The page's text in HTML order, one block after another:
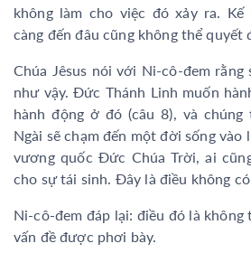
không làm cho việc đó xảy ra.
càng đến đâu cũng không thể quyết
Chúa Jêsus nói với Ni-cô-đem
như vậy. Đức Thánh Linh muốn
hành động ở đó (câu 8), và
Ngài sẽ chạm đến một đời sống vào
vương quốc Đức Chúa Trời, ai
cho sự tái sinh. Đây là điều không có
Ni-cô-đem đáp lại: điều đó là không
vấn đề được phơi bày.